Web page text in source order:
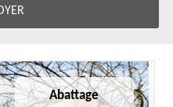
Abattage